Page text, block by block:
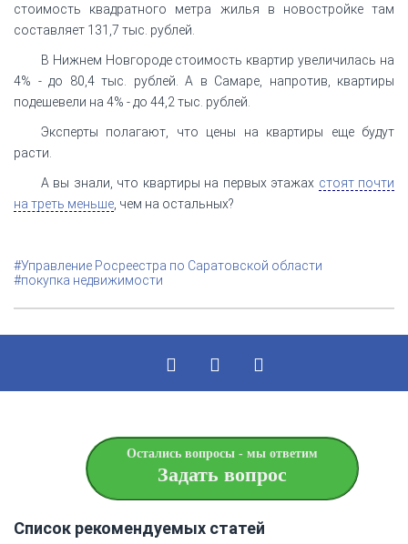
стоимость квадратного метра жилья в новостройке там
составляет 131,7 тыс. рублей.
В Нижнем Новгороде стоимость квартир увеличилась на
4% - до 80,4 тыс. рублей. А в Самаре, напротив, квартиры
подешевели на 4% - до 44,2 тыс. рублей.
Эксперты полагают, что цены на квартиры еще будут
расти.
А вы знали, что квартиры на первых этажах стоят почти
на треть меньше , чем на остальных?
#Управление Росреестра по Саратовской области
#покупка недвижимости
Остались вопросы - мы ответим
Задать вопрос
Список рекомендуемых статей